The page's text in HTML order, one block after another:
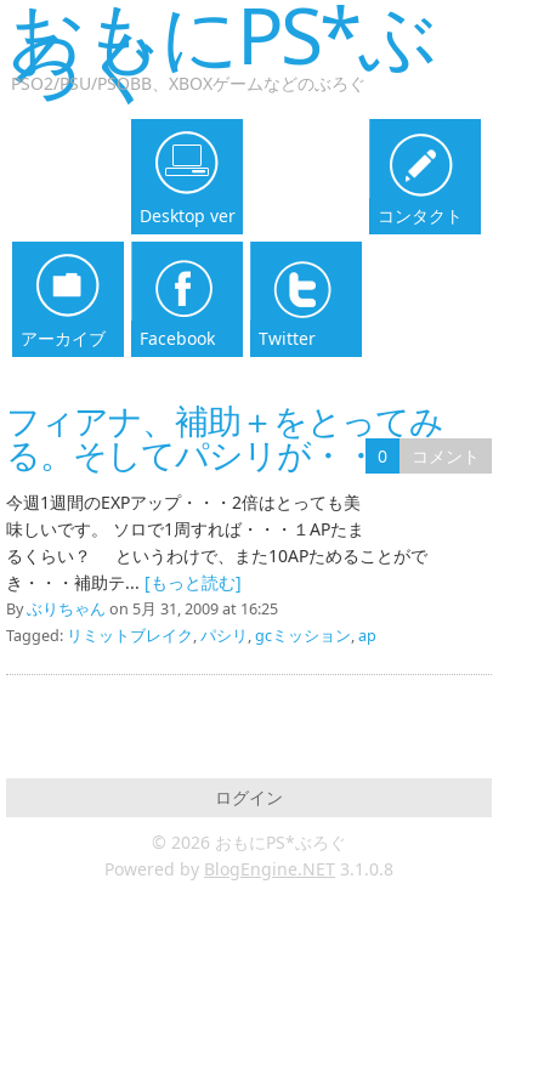
おもにPS*ぶ
ろぐ
PSO2/PSU/PSOBB、XBOXゲームなどのぶろぐ
Desktop ver コンタクト
アーカイブ Facebook Twitter
フィアナ、補助＋をとってみ
る。そしてパシリが・・・
0
コメント
今週1週間のEXPアップ・・・2倍はとっても美
味しいです。 ソロで1周すれば・・・１APたま
るくらい？ というわけで、また10APためることがで
き・・・補助テ... [もっと読む]
Byぶりちゃん on 5月 31, 2009 at 16:25
Tagged: リミットブレイク,パシリ ,gcミッション,ap
ログイン
© 2026 おもにPS*ぶろぐ
Powered by BlogEngine.NET 3.1.0.8